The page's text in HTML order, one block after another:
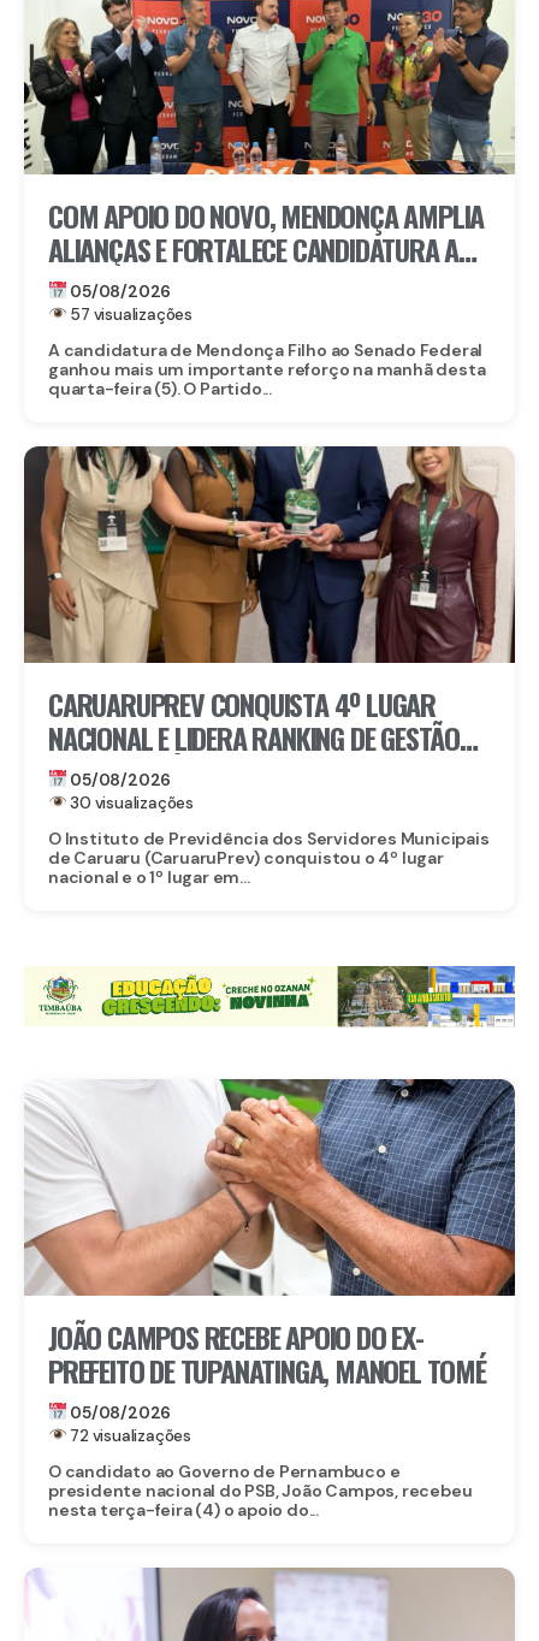
COM APOIO DO NOVO, MENDONÇA AMPLIA
ALIANÇAS E FORTALECE CANDIDATURA AO
SENADO EM PERNAMBUCO
05/08/2026
57 visualizações
A candidatura de Mendonça Filho ao Senado Federal
ganhou mais um importante reforço na manhã desta
quarta-feira (5). O Partido...
CARUARUPREV CONQUISTA 4º LUGAR
NACIONAL E LIDERA RANKING DE GESTÃO
PREVIDENCIÁRIA EM PERNAMBUCO
05/08/2026
30 visualizações
O Instituto de Previdência dos Servidores Municipais
de Caruaru (CaruaruPrev) conquistou o 4º lugar
nacional e o 1º lugar em...
JOÃO CAMPOS RECEBE APOIO DO EX-
PREFEITO DE TUPANATINGA, MANOEL TOMÉ
05/08/2026
72 visualizações
O candidato ao Governo de Pernambuco e
presidente nacional do PSB, João Campos, recebeu
nesta terça-feira (4) o apoio do...